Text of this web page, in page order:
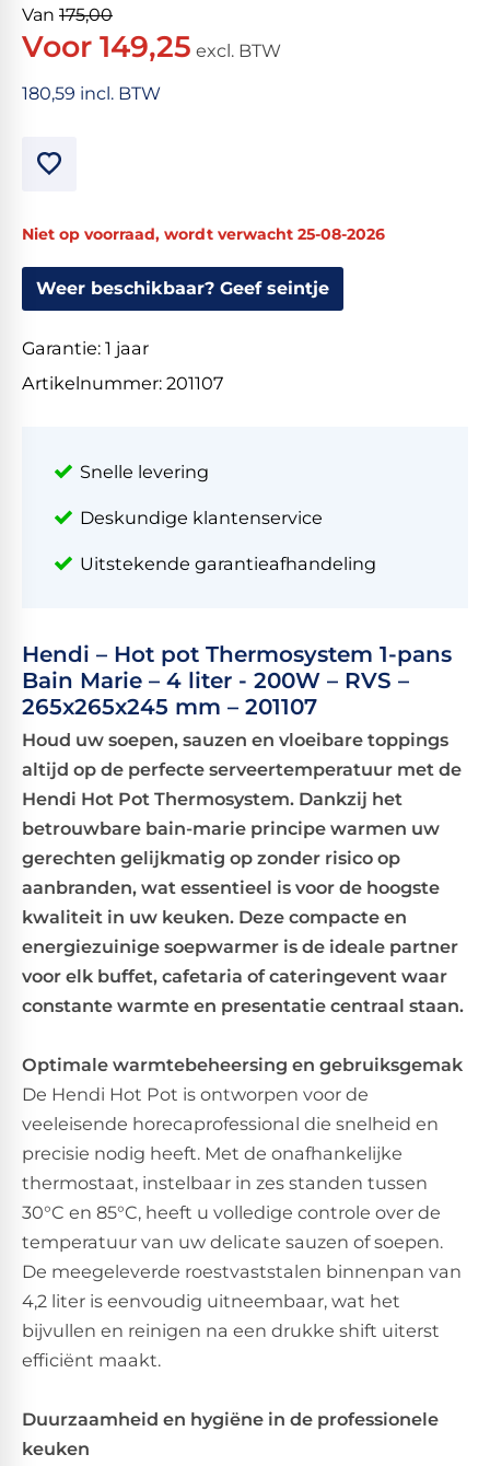
Van 175,00
Voor 149,25 excl. BTW
180,59 incl. BTW
Niet op voorraad, wordt verwacht 25-08-2026
Weer beschikbaar? Geef seintje
Garantie: 1 jaar
Artikelnummer: 201107
Snelle levering
Deskundige klantenservice
Uitstekende garantieafhandeling
Hendi – Hot pot Thermosystem 1-pans
Bain Marie – 4 liter - 200W – RVS –
265x265x245 mm – 201107
Houd uw soepen, sauzen en vloeibare toppings
altijd op de perfecte serveertemperatuur met de
Hendi Hot Pot Thermosystem. Dankzij het
betrouwbare bain-marie principe warmen uw
gerechten gelijkmatig op zonder risico op
aanbranden, wat essentieel is voor de hoogste
kwaliteit in uw keuken. Deze compacte en
energiezuinige soepwarmer is de ideale partner
voor elk buffet, cafetaria of cateringevent waar
constante warmte en presentatie centraal staan.
Optimale warmtebeheersing en gebruiksgemak
De Hendi Hot Pot is ontworpen voor de
veeleisende horecaprofessional die snelheid en
precisie nodig heeft. Met de onafhankelijke
thermostaat, instelbaar in zes standen tussen
30°C en 85°C, heeft u volledige controle over de
temperatuur van uw delicate sauzen of soepen.
De meegeleverde roestvaststalen binnenpan van
4,2 liter is eenvoudig uitneembaar, wat het
bijvullen en reinigen na een drukke shift uiterst
efficiënt maakt.
Duurzaamheid en hygiëne in de professionele
keuken